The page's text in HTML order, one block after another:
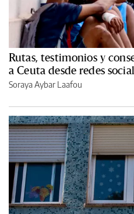
Rutas, testimonios y
a Ceuta desde redes
Soraya Aybar Laafou